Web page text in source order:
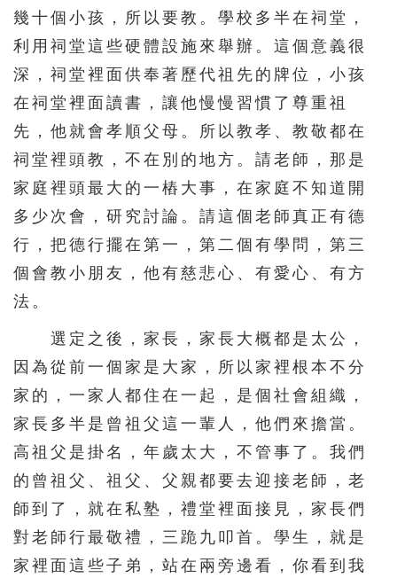
596 597 598 599 600
601 602 603 604 605
611 612 613 614 615
616 617 618 619 620
621 622 623 624 625
626 627 628 629 630
幾十個小孩，所以要教。學校多半在祠堂，
利用祠堂這些硬體設施來舉辦。這個意義很
深，祠堂裡面供奉著歷代祖先的牌位，小孩
在祠堂裡面讀書，讓他慢慢習慣了尊重祖
先，他就會孝順父母。所以教孝、教敬都在
祠堂裡頭教，不在別的地方。請老師，那是
家庭裡頭最大的一樁大事，在家庭不知道開
多少次會，研究討論。請這個老師真正有德
行，把德行擺在第一，第二個有學問，第三
個會教小朋友，他有慈悲心、有愛心、有方
法。
選定之後，家長，家長大概都是太公，
因為從前一個家是大家，所以家裡根本不分
家的，一家人都住在一起，是個社會組織，
家長多半是曾祖父這一輩人，他們來擔當。
高祖父是掛名，年歲太大，不管事了。我們
的曾祖父、祖父、父親都要去迎接老師，老
師到了，就在私塾，禮堂裡面接見，家長們
對老師行最敬禮，三跪九叩首。學生，就是
家裡面這些子弟，站在兩旁邊看，你看到我